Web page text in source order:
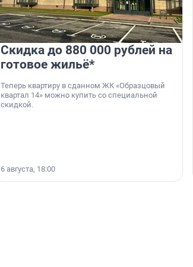
Скидка до 880 000 рублей на
готовое жильё*
Теперь квартиру в сданном ЖК «Образцовый
квартал 14» можно купить со специальной
скидкой.
6 августа, 18:00